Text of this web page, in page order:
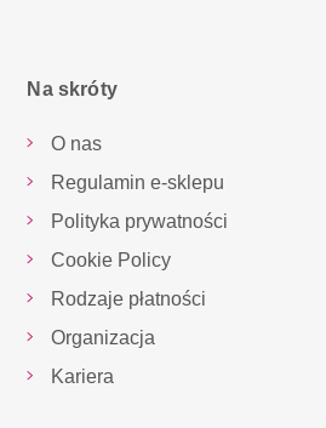
Na skróty
O nas
Regulamin e-sklepu
Polityka prywatności
Cookie Policy
Rodzaje płatności
Organizacja
Kariera